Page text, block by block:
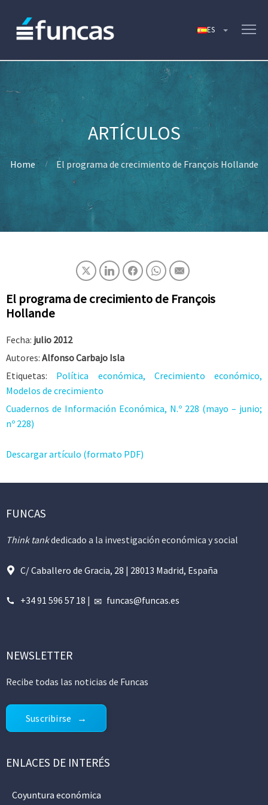
Home El programa de crecimiento de François Hollande
El programa de crecimiento de François
Hollande
Fecha: julio 2012
Autores: Alfonso Carbajo Isla
Etiquetas: Política económica, Crecimiento económico,
Modelos de crecimiento
Cuadernos de Información Económica, N.º 228 (mayo – junio;
nº 228)
Descargar artículo (formato PDF)
FUNCAS
Think tankdedicado a la investigación económica y social
C/ Caballero de Gracia, 28 | 28013 Madrid, España
+34 91 596 57 18 | funcas@funcas.es
NEWSLETTER
Recibe todas las noticias de Funcas
Suscribirse
ENLACES DE INTERÉS
Coyuntura económica